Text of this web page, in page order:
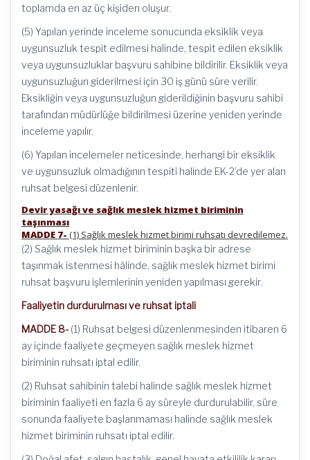
toplamda en az üç kişiden oluşur.
(5) Yapılan yerinde inceleme sonucunda eksiklik veya
uygunsuzluk tespit edilmesi halinde, tespit edilen eksiklik
veya uygunsuzluklar başvuru sahibine bildirilir. Eksiklik veya
uygunsuzluğun giderilmesi için 30 iş günü süre verilir.
Eksikliğin veya uygunsuzluğun giderildiğinin başvuru sahibi
tarafından müdürlüğe bildirilmesi üzerine yeniden yerinde
inceleme yapılır.
(6) Yapılan incelemeler neticesinde, herhangi bir eksiklik
ve uygunsuzluk olmadığının tespiti halinde EK-2’de yer alan
ruhsat belgesi düzenlenir.
Devir yasağı ve sağlık meslek hizmet biriminin
taşınması
MADDE 7- (1) Sağlık meslek hizmet birimi ruhsatı devredilemez.
(2) Sağlık meslek hizmet biriminin başka bir adrese
taşınmak istenmesi hâlinde, sağlık meslek hizmet birimi
ruhsat başvuru işlemlerinin yeniden yapılması gerekir.
Faaliyetin durdurulması ve ruhsat iptali
MADDE 8- (1) Ruhsat belgesi düzenlenmesinden itibaren 6
ay içinde faaliyete geçmeyen sağlık meslek hizmet
biriminin ruhsatı iptal edilir.
(2) Ruhsat sahibinin talebi halinde sağlık meslek hizmet
biriminin faaliyeti en fazla 6 ay süreyle durdurulabilir, süre
sonunda faaliyete başlanmaması halinde sağlık meslek
hizmet biriminin ruhsatı iptal edilir.